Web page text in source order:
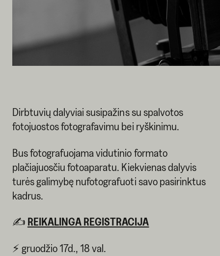
Dirbtuvių dalyviai susipažins su spalvotos
fotojuostos fotografavimu bei ryškinimu.
Bus fotografuojama vidutinio formato
plačiajuosčiu fotoaparatu. Kiekvienas dalyvis
turės galimybę nufotografuoti savo pasirinktus
kadrus.
✍ REIKALINGA REGISTRACIJA
⚡ gruodžio 17d., 18 val.